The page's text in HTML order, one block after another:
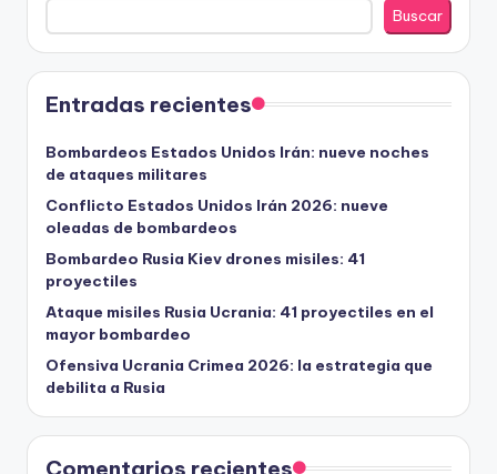
Buscar
Entradas recientes
Bombardeos Estados Unidos Irán: nueve noches
de ataques militares
Conflicto Estados Unidos Irán 2026: nueve
oleadas de bombardeos
Bombardeo Rusia Kiev drones misiles: 41
proyectiles
Ataque misiles Rusia Ucrania: 41 proyectiles en el
mayor bombardeo
Ofensiva Ucrania Crimea 2026: la estrategia que
debilita a Rusia
Comentarios recientes